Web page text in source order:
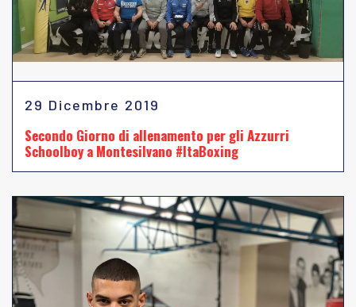
29 Dicembre 2019
Secondo Giorno di allenamento per gli Azzurri
Schoolboy a Montesilvano #ItaBoxing